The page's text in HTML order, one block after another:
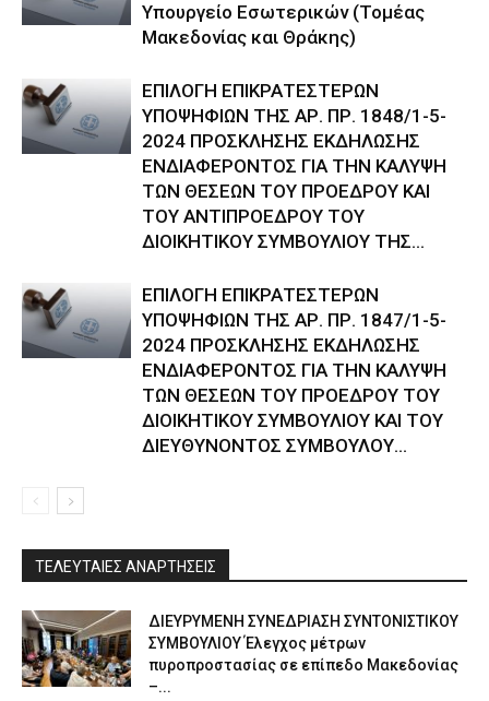
Υπουργείο Εσωτερικών (Τομέας
Μακεδονίας και Θράκης)
ΕΠΙΛΟΓΗ ΕΠΙΚΡΑΤΕΣΤΕΡΩΝ
ΥΠΟΨΗΦΙΩΝ ΤΗΣ ΑΡ. ΠΡ. 1848/1-5-
2024 ΠΡΟΣΚΛΗΣΗΣ ΕΚΔΗΛΩΣΗΣ
ΕΝΔΙΑΦΕΡΟΝΤΟΣ ΓΙΑ ΤΗΝ ΚΑΛΥΨΗ
ΤΩΝ ΘΕΣΕΩΝ ΤΟΥ ΠΡΟΕΔΡΟΥ ΚΑΙ
ΤΟΥ ΑΝΤΙΠΡΟΕΔΡΟΥ ΤΟΥ
ΔΙΟΙΚΗΤΙΚΟΥ ΣΥΜΒΟΥΛΙΟΥ ΤΗΣ...
ΕΠΙΛΟΓΗ ΕΠΙΚΡΑΤΕΣΤΕΡΩΝ
ΥΠΟΨΗΦΙΩΝ ΤΗΣ ΑΡ. ΠΡ. 1847/1-5-
2024 ΠΡΟΣΚΛΗΣΗΣ ΕΚΔΗΛΩΣΗΣ
ΕΝΔΙΑΦΕΡΟΝΤΟΣ ΓΙΑ ΤΗΝ ΚΑΛΥΨΗ
ΤΩΝ ΘΕΣΕΩΝ ΤΟΥ ΠΡΟΕΔΡΟΥ ΤΟΥ
ΔΙΟΙΚΗΤΙΚΟΥ ΣΥΜΒΟΥΛΙΟΥ ΚΑΙ ΤΟΥ
ΔΙΕΥΘΥΝΟΝΤΟΣ ΣΥΜΒΟΥΛΟΥ...
ΤΕΛΕΥΤΑΙΕΣ ΑΝΑΡΤΗΣΕΙΣ
ΔΙΕΥΡΥΜΕΝΗ ΣΥΝΕΔΡΙΑΣΗ ΣΥΝΤΟΝΙΣΤΙΚΟΥ
ΣΥΜΒΟΥΛΙΟΥ Έλεγχος μέτρων
πυροπροστασίας σε επίπεδο Μακεδονίας
–...